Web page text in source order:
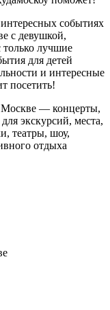
событиях
с девушкой,
лучшие
для детей
и интересные
посетить!
— концерты,
экскурсий, места,
театры, шоу,
отдыха